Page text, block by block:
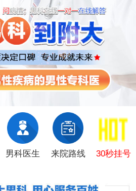
男科医生 来院路线 30秒挂号